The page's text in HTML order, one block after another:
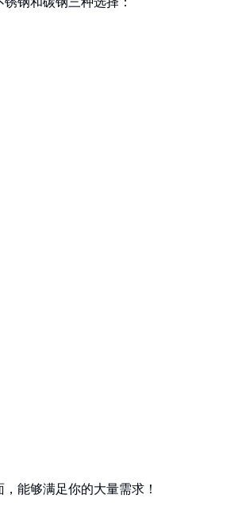
能够满足你的大量需求！